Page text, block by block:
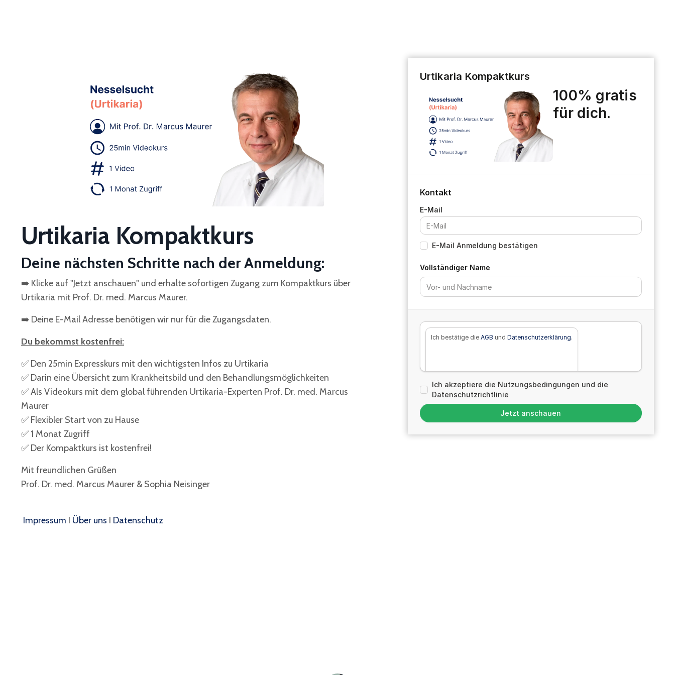
Urtikaria Kompaktkurs
Deine nächsten Schritte nach der Anmeldung:
➡️ Klicke auf "Jetzt anschauen" und erhalte sofortigen Zugang zum Kompaktkurs über
Urtikaria mit Prof. Dr. med. Marcus Maurer.
➡️ Deine E-Mail Adresse benötigen wir nur für die Zugangsdaten.
Du bekommst kostenfrei:
✅ Den 25min Expresskurs mit den wichtigsten Infos zu Urtikaria
✅ Darin eine Übersicht zum Krankheitsbild und den Behandlungsmöglichkeiten
✅ Als Videokurs mit dem global führenden Urtikaria-Experten Prof. Dr. med. Marcus
Maurer
✅ Flexibler Start von zu Hause
✅ 1 Monat Zugriff
✅ Der Kompaktkurs ist kostenfrei!
Mit freundlichen Grüßen
Prof. Dr. med. Marcus Maurer & Sophia Neisinger
Impressum I Über uns I Datenschutz
Urtikaria Kompaktkurs
100% gratis
für dich.
Kontakt
E-Mail Anmeldung bestätigen
Vollständiger Name
Ich bestätige die AGB und Datenschutzerklärung.
Ich akzeptiere die Nutzungsbedingungen und die
Datenschutzrichtlinie
Jetzt anschauen